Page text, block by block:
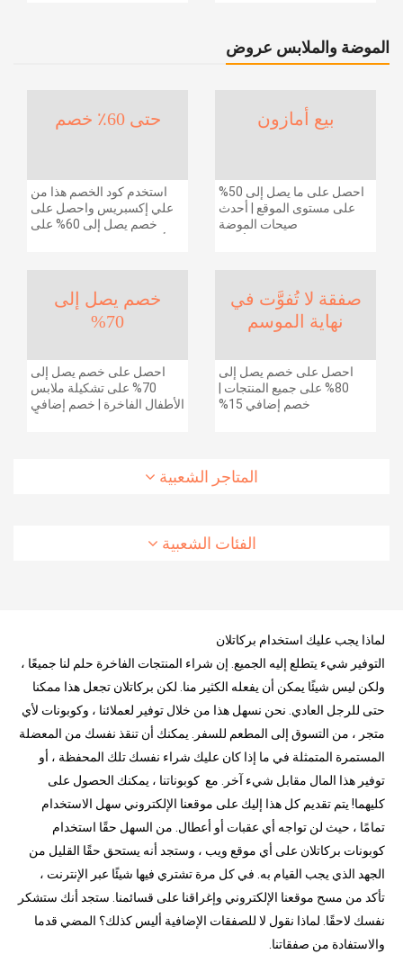
الموضة والملابس عروض
حتى 60٪ خصم
استخدم كود الخصم هذا من
علي إكسبريس واحصل على
خصم يصل إلى 60% على
الطلبات التي تزيد قيمتها عن
1425 ريالًا سعوديًا | شحن مج
بيع أمازون
احصل على ما يصل إلى 50%
على مستوى الموقع | أحدث
صيحات الموضة
خصم يصل إلى
70%
احصل على خصم يصل إلى
70% على تشكيلة ملابس
الأطفال الفاخرة | خصم إضافي
صفقة لا تُفوَّت في
نهاية الموسم
احصل على خصم يصل إلى
80% على جميع المنتجات |
خصم إضافي 15%
المتاجر الشعبية
الفئات الشعبية
لماذا يجب عليك استخدام بركاتلان
التوفير شيء يتطلع إليه الجميع. إن شراء المنتجات الفاخرة حلم لنا جميعًا ،
ولكن ليس شيئًا يمكن أن يفعله الكثير منا. لكن بركاتلان تجعل هذا ممكنا
حتى للرجل العادي. نحن نسهل هذا من خلال توفير لعملائنا ، وكوبونات لأي
متجر ، من التسوق إلى المطعم للسفر. يمكنك أن تنقذ نفسك من المعضلة
المستمرة المتمثلة في ما إذا كان عليك شراء نفسك تلك المحفظة ، أو
توفير هذا المال مقابل شيء آخر. مع كوبوناتنا ، يمكنك الحصول على
كليهما! يتم تقديم كل هذا إليك على موقعنا الإلكتروني سهل الاستخدام
تمامًا ، حيث لن تواجه أي عقبات أو أعطال. من السهل حقًا استخدام
كوبونات بركاتلان على أي موقع ويب ، وستجد أنه يستحق حقًا القليل من
الجهد الذي يجب القيام به. في كل مرة تشتري فيها شيئًا عبر الإنترنت ،
تأكد من مسح موقعنا الإلكتروني وإغراقنا على قسائمنا. ستجد أنك ستشكر
نفسك لاحقًا. لماذا نقول لا للصفقات الإضافية أليس كذلك؟ المضي قدما
والاستفادة من صفقاتنا.